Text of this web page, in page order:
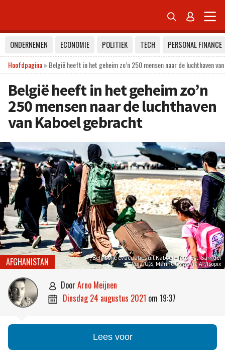
 
ONDERNEMEN ECONOMIE POLITIEK TECH
PERSONAL FINANCE
Hoofdpagina» België heeft in het geheim zo’n 250 mensen naar de luchthaven
België heeft in het geheim zo’n
250 mensen naar de luchthaven
van Kaboel gebracht
Belgische evacuaties uit Kaboel – foto: Sgt. Samuel
Ruiz/U.S. Marine Corps via AP/Isopix
AFGHANISTAN
 door Arno Meijnen
 dinsdag 24 augustus 2021 om 19:37
Lees voor